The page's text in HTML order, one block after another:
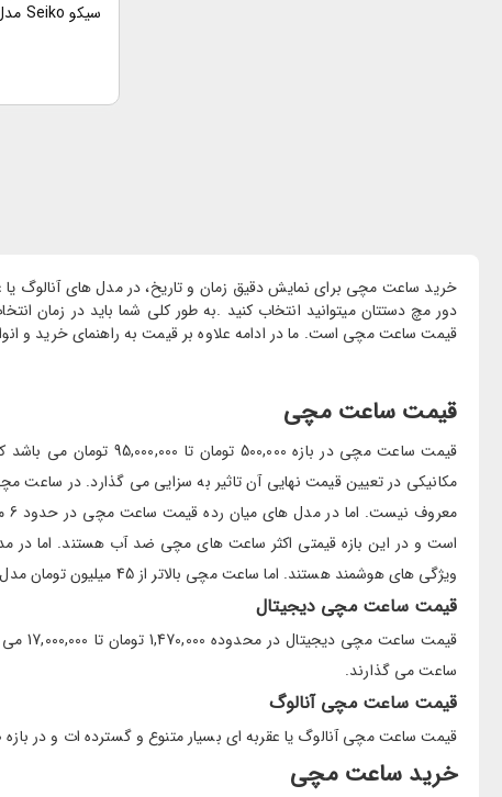
سیکو Seiko مدل SNXS75K1
خرید ساعت مچی برای نمایش دقیق زمان و تاریخ، در مدل های
دور مچ دستتان میتوانید انتخاب کنید .به طور کلی شما باید در زمان
قیمت ساعت مچی است. ما در ادامه علاوه بر قیمت به راهنمای خرید و
قیمت ساعت مچی
قیمت ساعت مچی در
ویژگی های هوشمند هستند. اما ساعت مچی بالاتر از 45 میلیون تومان مدل های لاکچری محسوب می شوند که تولید آن ها کم و امکانات بسیار بیشتری دارند.
قیمت ساعت مچی دیجیتال
قیمت
ساعت می گذارند.
قیمت ساعت مچی آنالوگ
قیمت ساعت مچی آنالوگ یا عقربه ای بسیار متنوع و گسترده ات و در بازه 900,000 تومان تا 95,000,000 تومان قرار دارند که مدل های گران قیمت بسیار لاکچری و خاص پسند هستند و امکانات بسیاری دارند.
خرید ساعت مچی